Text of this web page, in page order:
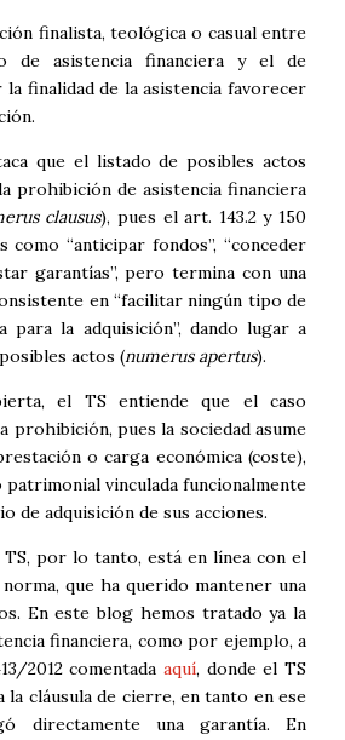
finalista, teológica o casual entre
de asistencia financiera y el de
finalidad de la asistencia favorecer
que el listado de posibles actos
prohibición de asistencia financiera
clausus), pues el art. 143.2 y 150
como “anticipar fondos”, “conceder
garantías”, pero termina con una
en “facilitar ningún tipo de
para la adquisición”, dando lugar a
actos (numerus apertus).
el TS entiende que el caso
prohibición, pues la sociedad asume
o carga económica (coste),
vinculada funcionalmente
de adquisición de sus acciones.
TS, por lo tanto, está en línea con el
que ha querido mantener una
En este blog hemos tratado ya la
financiera, como por ejemplo, a
2012 comentada aquí, donde el TS
la cláusula de cierre, en tanto en ese
directamente una garantía. En